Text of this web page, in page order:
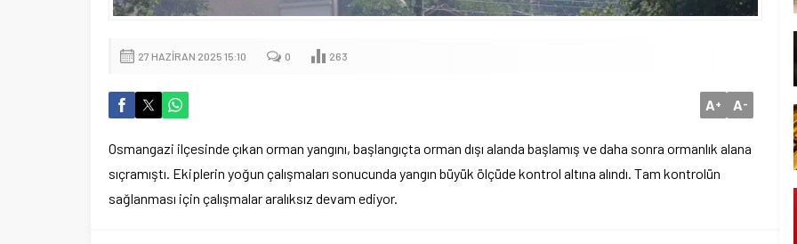
27 HAZIRAN 2025 15:10 0 263
A+ A-
Osmangazi ilçesinde çıkan orman yangını, başlangıçta orman dışı alanda başlamış ve daha sonra ormanlık alana
sıçramıştı. Ekiplerin yoğun çalışmaları sonucunda yangın büyük ölçüde kontrol altına alındı. Tam kontrolün
sağlanması için çalışmalar aralıksız devam ediyor.